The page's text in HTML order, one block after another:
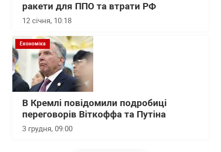
ракети для ППО та втрати РФ
12 січня, 10:18
Економіка
В Кремлі повідомили подробиці
переговорів Віткоффа та Путіна
3 грудня, 09:00